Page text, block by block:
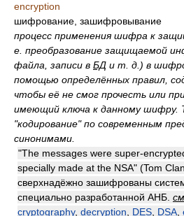
encryption
шифрование, зашифровывание
процесс применения шифра к
е. преобразование защищаемой
файла, записи в БД и т. д.) в
помощью определённых правил,
чтобы её не смог прочесть или
имеющий ключа к данному шифру.
"кодирование" по современным
синонимами.
"The messages were super-
specially made at the NSA" (Tom
сверхнадёжно зашифрованы
специально разработанной АНБ.
cryptography, decryption DES DSA